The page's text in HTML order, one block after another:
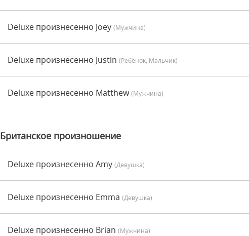
Deluxe произнесенно Joey (мужчина)
Deluxe произнесенно Justin (Ребёнок, Мальчик)
Deluxe произнесенно Matthew(мужчина)
Британское произношение
Deluxe произнесенно Amy (девушка)
Deluxe произнесенно Emma (девушка)
Deluxe произнесенно Brian (мужчина)